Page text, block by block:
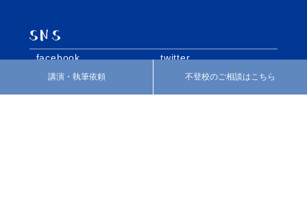
講演・執筆依頼 不登校のご相談はこちら
facebook
twitter
Instagram